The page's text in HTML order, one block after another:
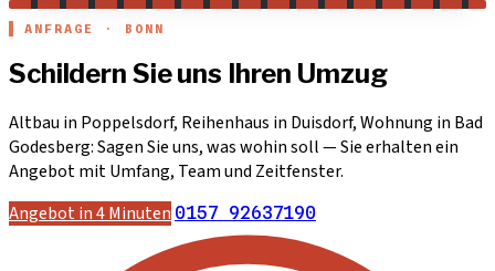
ANFRAGE · BONN
Schildern Sie uns Ihren Umzug
Altbau in Poppelsdorf, Reihenhaus in Duisdorf, Wohnung in Bad
Godesberg: Sagen Sie uns, was wohin soll — Sie erhalten ein
Angebot mit Umfang, Team und Zeitfenster.
Angebot in 4 Minuten 0157 92637190